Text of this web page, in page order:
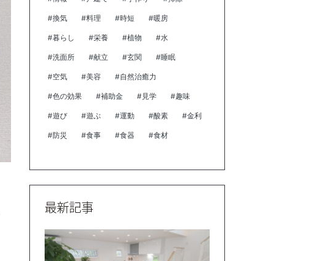
#換気 #料理 #時短 #暖房
#暮らし #栄養 #植物 #水
#洗面所 #献立 #玄関 #睡眠
#空気 #美容 #自然治癒力
#色の効果 #補助金 #見学 #趣味
#遊び #遊ぶ #運動 #酸素 #金利
#防災 #食事 #食器 #食材
最新記事